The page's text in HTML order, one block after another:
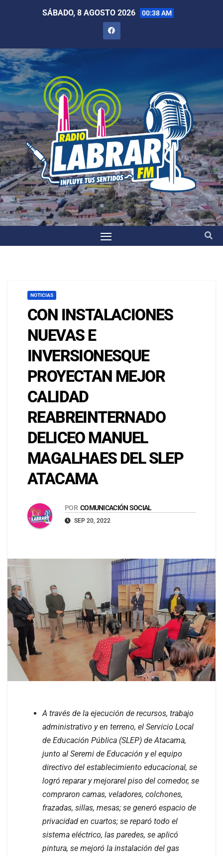
SÁBADO, 8 AGOSTO 2026 00:38 AM
NOTICIAS
CON INSTALACIONES
NUEVAS E
INVERSIONESQUE
PROYECTAN MEJOR
CALIDAD
REABREINTERNADO
DELICEO MANUEL
MAGALHAES DEL SLEP
ATACAMA
POR COMUNICACIÓN SOCIAL
SEP 20, 2022
A través de la ejecución de recursos, trabajo
administrativo y en terreno, el Servicio Local
de Educación Pública (SLEP) de Atacama,
junto al Seremi de Educación y el equipo
directivo del establecimiento educacional, se
logró reparar y mejorarel piso del comedor, se
compraron camas, veladores, colchones,
frazadas, sillas, mesas; se generó espacio de
privacidad en cuartos; se reparó todo el
sistema eléctrico, las paredes, se aplicó
pintura, se mejoró la instalación del gas